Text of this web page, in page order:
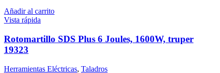
Añadir al carrito
Vista rápida
Rotomartillo SDS Plus 6 Joules, 1600W, truper
19323
Herramientas Eléctricas, Taladros